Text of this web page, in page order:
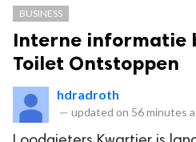
BUSINESS
Interne informatie
Toilet Ontstoppen
hdradroth
— updated on 56 minutes